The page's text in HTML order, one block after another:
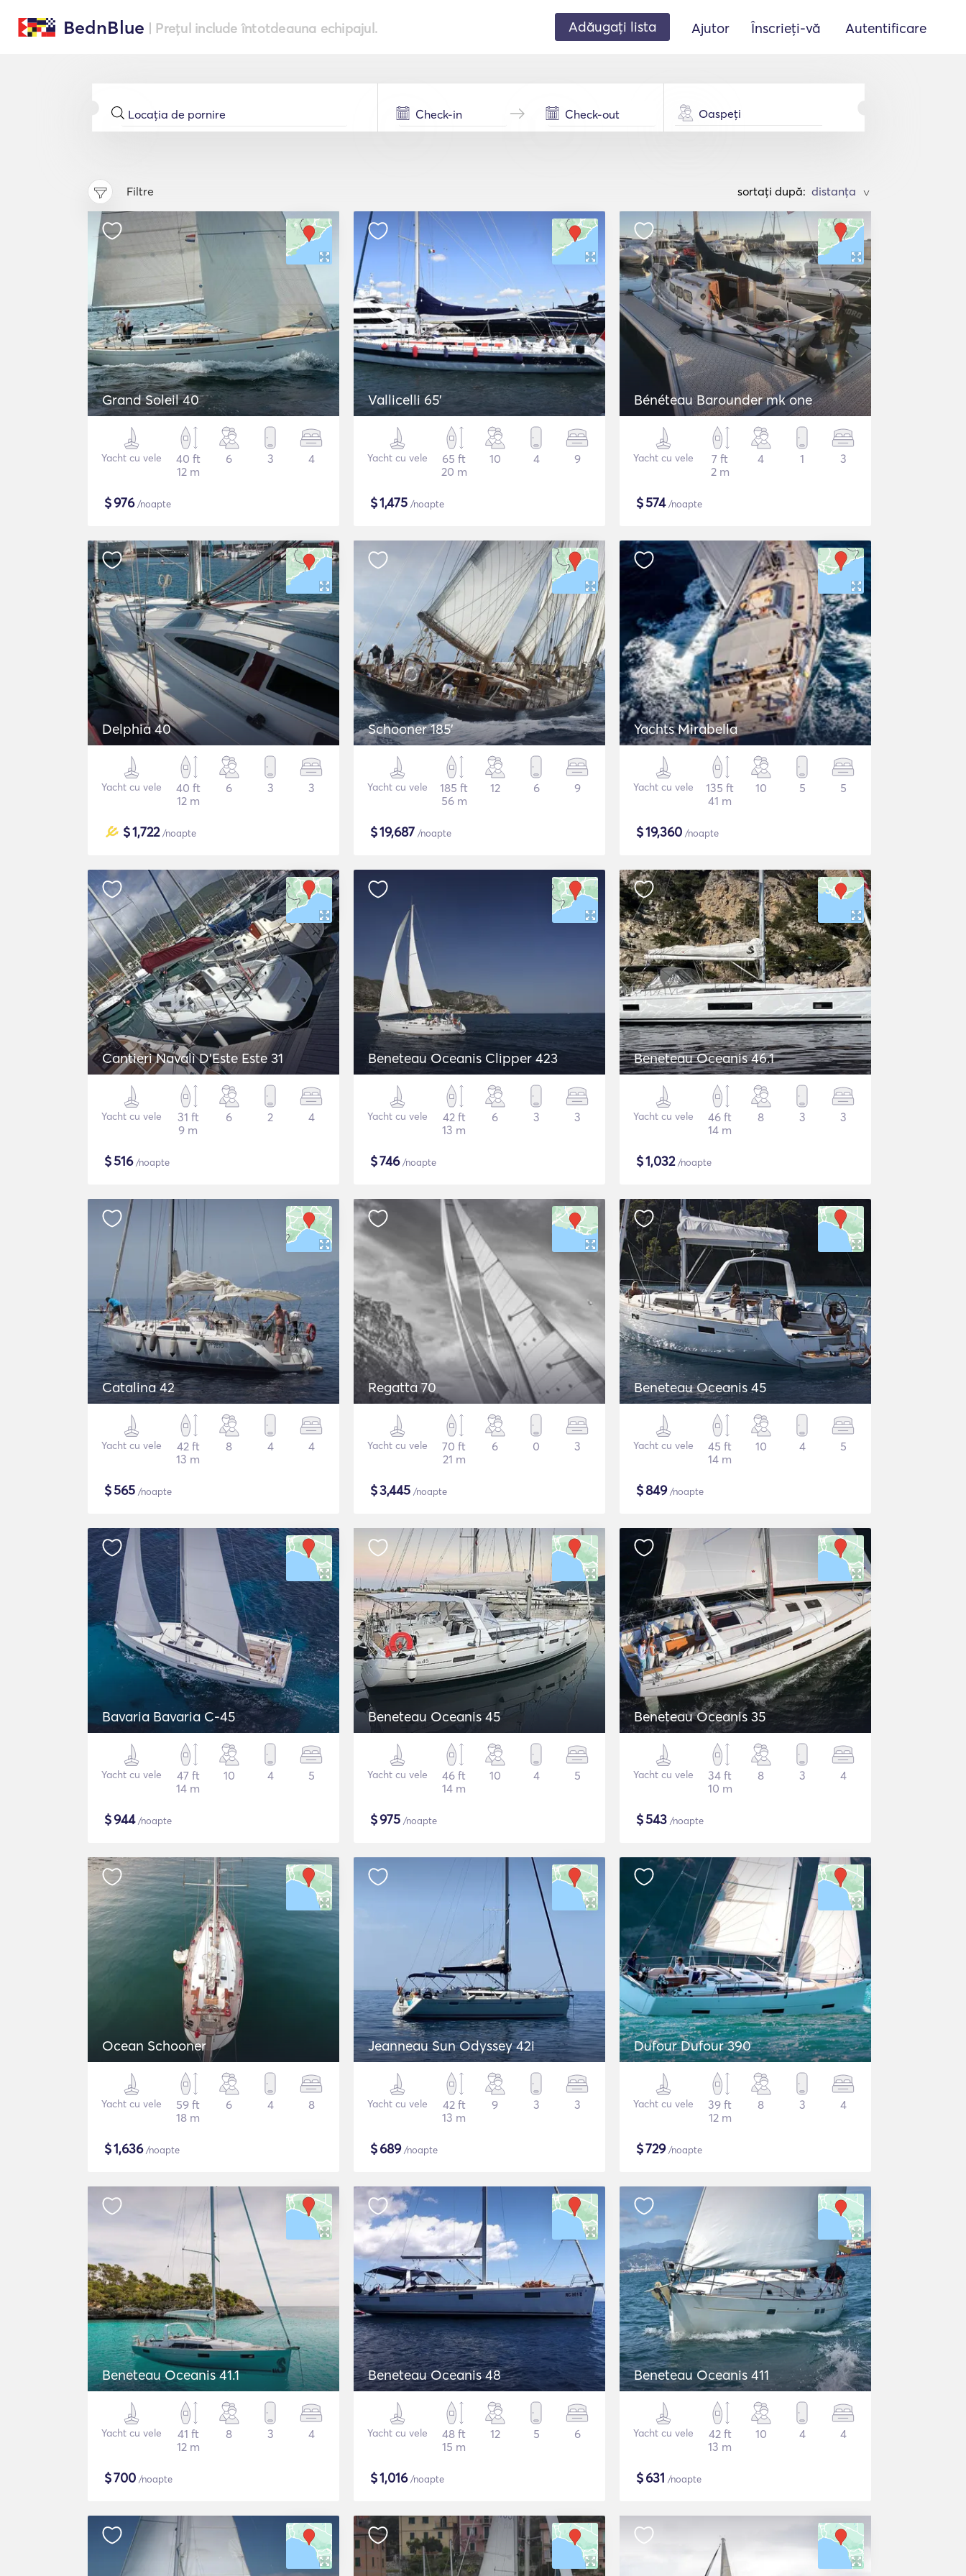
BednBlue | Prețul include întotdeauna echipajul. Adăugați lista Ajutor Înscrieți-vă Autentificare
Oaspeți
Filtre sortați după: >
Grand Soleil 40
Yacht cu vele
40 ft
12 m
6 3 4
$976/noapte
Vallicelli 65'
Yacht cu vele
65 ft
20 m
10 4 9
$1,475 /noapte
Bénéteau Barounder mk one
Yacht cu vele
7 ft
2 m
4 1 3
$574/noapte
Delphia 40
Yacht cu vele
40 ft
12 m
6 3 3
$1,722/noapte
Schooner 185'
Yacht cu vele
185 ft
56 m
12 6 9
$19,687 /noapte
Yachts Mirabella
Yacht cu vele
135 ft
41 m
10 5 5
$19,360 /noapte
Cantieri Navali D'Este Este 31
Yacht cu vele
31 ft
9 m
6 2 4
$516/noapte
Beneteau Oceanis Clipper 423
Yacht cu vele
42 ft
13 m
6 3 3
$746/noapte
Beneteau Oceanis 46.1
Yacht cu vele
46 ft
14 m
8 3 3
$1,032/noapte
Catalina 42
Yacht cu vele
42 ft
13 m
8 4 4
$565 /noapte
Regatta 70
Yacht cu vele
70 ft
21 m
6 0 3
$3,445 /noapte
Beneteau Oceanis 45
Yacht cu vele
45 ft
14 m
10 4 5
$849/noapte
Bavaria Bavaria C-45
Yacht cu vele
47 ft
14 m
10 4 5
$944/noapte
Beneteau Oceanis 45
Yacht cu vele
46 ft
14 m
10 4 5
$975 /noapte
Beneteau Oceanis 35
Yacht cu vele
34 ft
10 m
8 3 4
$543 /noapte
Ocean Schooner
Yacht cu vele
59 ft
18 m
6 4 8
$1,636/noapte
Jeanneau Sun Odyssey 42i
Yacht cu vele
42 ft
13 m
9 3 3
$689/noapte
Dufour Dufour 390
Yacht cu vele
39 ft
12 m
8 3 4
$729/noapte
Beneteau Oceanis 41.1
Yacht cu vele
41 ft
12 m
8 3 4
$700 /noapte
Beneteau Oceanis 48
Yacht cu vele
48 ft
15 m
12 5 6
$1,016/noapte
Beneteau Oceanis 411
Yacht cu vele
42 ft
13 m
10 4 4
$631 /noapte